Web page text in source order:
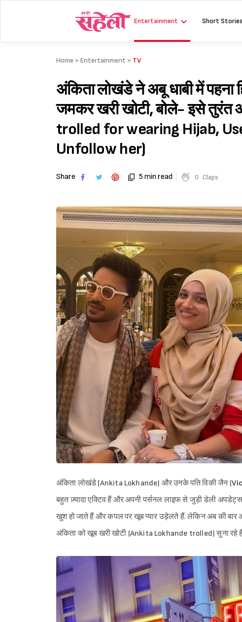
Entertainment Short Stories
Home > Entertainment > TV
अंकिता लोखंडे ने अबू धाबी में पहना
जमकर खरी खोटी, बोले- इसे तुरंत
trolled for wearing Hijab,
Unfollow her)
Share 5 min read 0 Claps
अंकिता लोखंडे (Ankita Lokhande) और उनके पति विकी जैन (
बहुत ज़्यादा एक्टिव हैं और अपनी पर्सनल लाइफ से जुड़ी डेली
खुश हो जाते हैं और कपल पर खूब प्यार उड़ेलते हैं. लेकिन अब की बार
अंकिता को खूब खरी खोटी (Ankita Lokhande trolled) सुना रहे